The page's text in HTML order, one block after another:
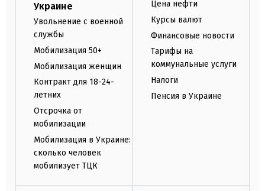
Украине
Увольнение с военной
службы
Мобилизация 50+
Мобилизация женщин
Контракт для 18-24-
летних
Отсрочка от
мобилизации
Мобилизация в Украине:
сколько человек
мобилизует ТЦК
Цена нефти
Курсы валют
Финансовые новости
Тарифы на
коммунальные услуги
Налоги
Пенсия в Украине